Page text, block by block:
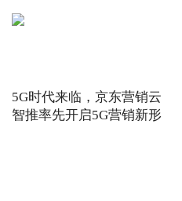
5G时代来临，京东营销云
智推率先开启5G营销新形